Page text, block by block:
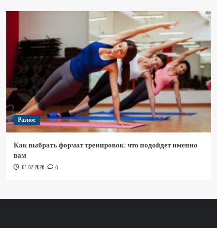
Разное
Как выбрать формат тренировок: что подойдет именно
вам
01.07.2026 0